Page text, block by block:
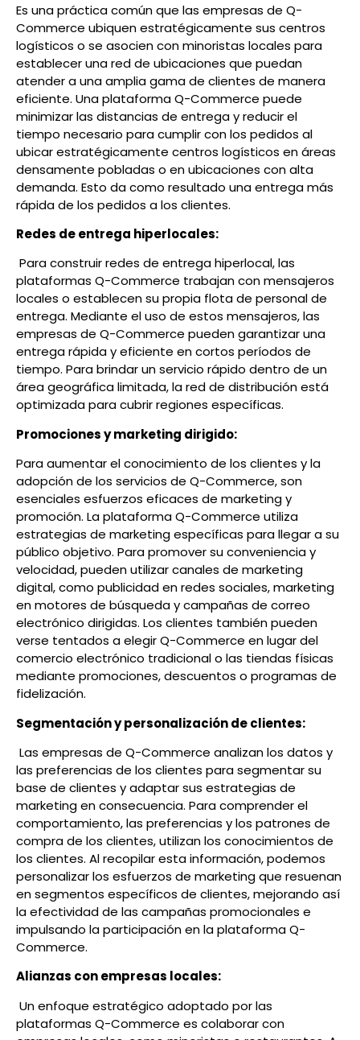
Es una práctica común que las empresas de Q-
Commerce ubiquen estratégicamente sus centros
logísticos o se asocien con minoristas locales para
establecer una red de ubicaciones que puedan
atender a una amplia gama de clientes de manera
eficiente. Una plataforma Q-Commerce puede
minimizar las distancias de entrega y reducir el
tiempo necesario para cumplir con los pedidos al
ubicar estratégicamente centros logísticos en áreas
densamente pobladas o en ubicaciones con alta
demanda. Esto da como resultado una entrega más
rápida de los pedidos a los clientes.
Redes de entrega hiperlocales:
Para construir redes de entrega hiperlocal, las
plataformas Q-Commerce trabajan con mensajeros
locales o establecen su propia flota de personal de
entrega. Mediante el uso de estos mensajeros, las
empresas de Q-Commerce pueden garantizar una
entrega rápida y eficiente en cortos períodos de
tiempo. Para brindar un servicio rápido dentro de un
área geográfica limitada, la red de distribución está
optimizada para cubrir regiones específicas.
Promociones y marketing dirigido:
Para aumentar el conocimiento de los clientes y la
adopción de los servicios de Q-Commerce, son
esenciales esfuerzos eficaces de marketing y
promoción. La plataforma Q-Commerce utiliza
estrategias de marketing específicas para llegar a su
público objetivo. Para promover su conveniencia y
velocidad, pueden utilizar canales de marketing
digital, como publicidad en redes sociales, marketing
en motores de búsqueda y campañas de correo
electrónico dirigidas. Los clientes también pueden
verse tentados a elegir Q-Commerce en lugar del
comercio electrónico tradicional o las tiendas físicas
mediante promociones, descuentos o programas de
fidelización.
Segmentación y personalización de clientes:
Las empresas de Q-Commerce analizan los datos y
las preferencias de los clientes para segmentar su
base de clientes y adaptar sus estrategias de
marketing en consecuencia. Para comprender el
comportamiento, las preferencias y los patrones de
compra de los clientes, utilizan los conocimientos de
los clientes. Al recopilar esta información, podemos
personalizar los esfuerzos de marketing que resuenan
en segmentos específicos de clientes, mejorando así
la efectividad de las campañas promocionales e
impulsando la participación en la plataforma Q-
Commerce.
Alianzas con empresas locales:
Un enfoque estratégico adoptado por las
plataformas Q-Commerce es colaborar con